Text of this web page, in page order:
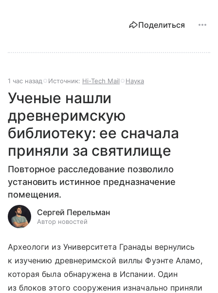
Поделиться
1 час назад Источник: Hi-Tech Mail Наука
Ученые нашли
древнеримскую
библиотеку: ее сначала
приняли за святилище
Повторное расследование позволило
установить истинное предназначение
помещения.
Сергей Перельман
Автор новостей
Археологи из Университета Гранады вернулись
к изучению древнеримской виллы Фуэнте Аламо,
которая была обнаружена в Испании. Один
из блоков этого сооружения изначально приняли